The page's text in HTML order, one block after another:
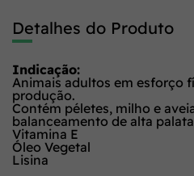
Detalhes do Produto
Indicação:
Animais adultos em esforço
produção.
Contém péletes, milho e
balanceamento de alta
Vitamina E
Óleo Vegetal
Lisina